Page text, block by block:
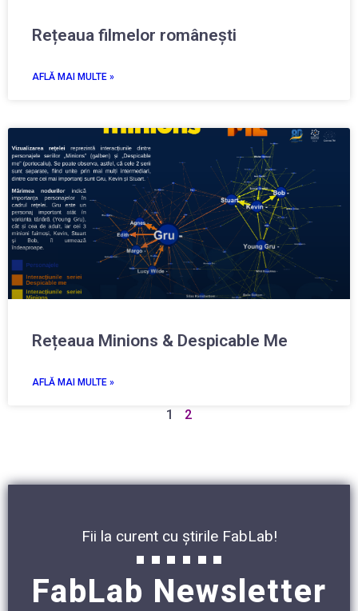
Rețeaua filmelor românești
AFLĂ MAI MULTE »
Rețeaua Minions & Despicable Me
AFLĂ MAI MULTE »
1 2
Fii la curent cu știrile FabLab!
FabLab Newsletter